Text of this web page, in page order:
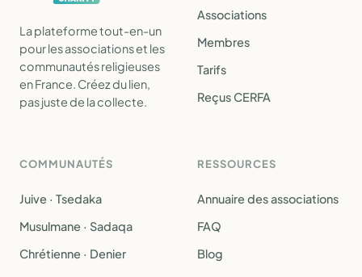
La plateforme tout-en-un
pour les associations et les
communautés religieuses
en France. Créez du lien,
pas juste de la collecte.
Associations
Membres
Tarifs
Reçus CERFA
COMMUNAUTÉS
Juive · Tsedaka
Musulmane · Sadaqa
Chrétienne · Denier
RESSOURCES
Annuaire des associations
FAQ
Blog